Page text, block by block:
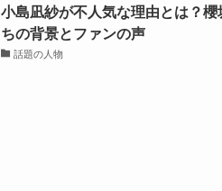
小島凪紗が不人気な理由とは？
ちの背景とファンの声
話題の人物